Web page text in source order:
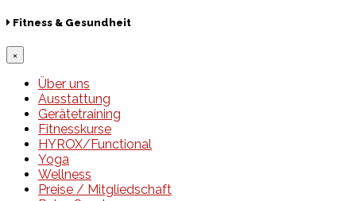
Fitness & Gesundheit
×
Über uns
Ausstattung
Gerätetraining
Fitnesskurse
HYROX/Functional
Yoga
Wellness
Preise / Mitgliedschaft